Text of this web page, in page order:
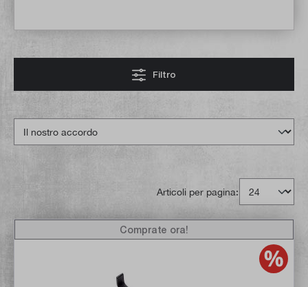
Filtro
Articoli per pagina:
Comprate ora!